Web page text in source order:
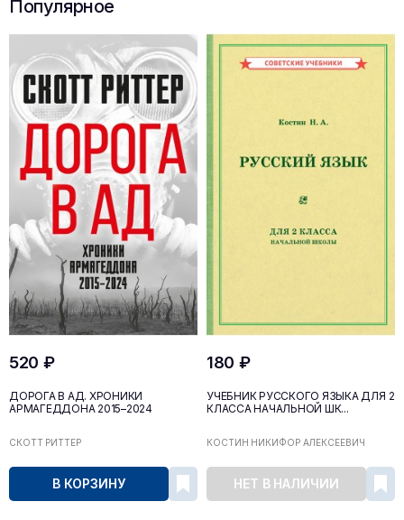
Популярное
520 ₽
ДОРОГА В АД. ХРОНИКИ
АРМАГЕДДОНА 2015–2024
СКОТТ РИТТЕР
В КОРЗИНУ
180 ₽
УЧЕБНИК РУССКОГО ЯЗЫКА ДЛЯ 2
КЛАССА НАЧАЛЬНОЙ ШК...
КОСТИН НИКИФОР АЛЕКСЕЕВИЧ
НЕТ В НАЛИЧИИ